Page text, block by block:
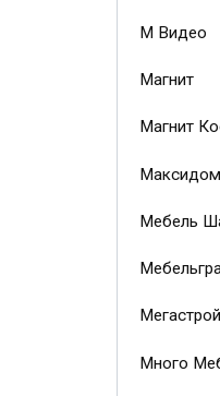
М Видео
Магнит
Магнит
Максидом
Мебель
Мегастрой
Много